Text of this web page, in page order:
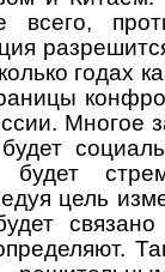
годах
Многое
цель